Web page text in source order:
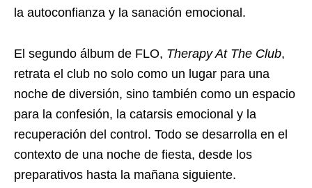
la autoconfianza y la sanación emocional.
El segundo álbum de FLO, Therapy At The Club,
retrata el club no solo como un lugar para una
noche de diversión, sino también como un espacio
para la confesión, la catarsis emocional y la
recuperación del control. Todo se desarrolla en el
contexto de una noche de fiesta, desde los
preparativos hasta la mañana siguiente.